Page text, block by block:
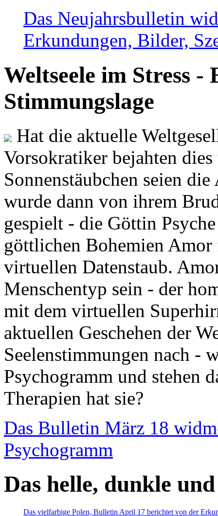
Das Neujahrsbulletin
Erkundungen, Bilder,
Weltseele im Stress -
Stimmungslage
Hat die aktuelle
Vorsokratiker bejahten
Sonnenstäubchen seien
wurde dann von ihrem
gespielt - die Göttin
göttlichen Bohemien
virtuellen Datenstaub.
Menschentyp sein - der
mit dem virtuellen
aktuellen Geschehen der
Seelenstimmungen nach -
Psychogramm und stehen
Therapien hat sie?
Das Bulletin März 18
Psychogramm
Das helle, dunkle
Das vielfarbige Polen, Bulletin April 17 berichtet von der